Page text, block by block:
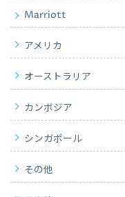
Marriott
アメリカ
オーストラリア
カンボジア
シンガポール
その他